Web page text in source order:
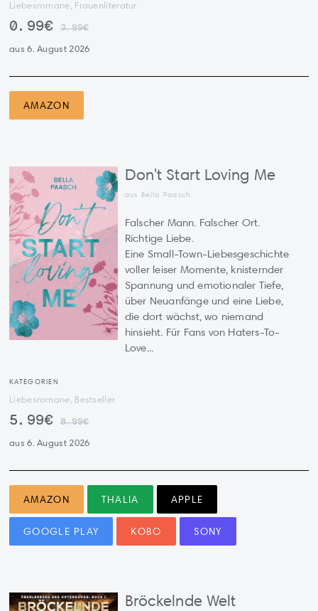
Liebesromane, Frauenliteratur
0.99€ 3.99€
aus 6. August 2026
AMAZON
Don't Start Loving Me
aus Bella Paasch
Falscher Mann. Falscher Ort.
Richtige Liebe.
Eine Small-Town-Liebesgeschichte
voller leiser Momente, knisternder
Spannung und emotionaler Tiefe,
über Neuanfänge und eine Liebe,
die dort wächst, wo niemand
hinsieht. Für Fans von Haters-To-
Love...
KATEGORIEN
Liebesromane, Bestseller
5.99€ 8.99€
aus 6. August 2026
AMAZON THALIA APPLE
GOOGLE PLAY KOBO SONY
Bröckelnde Welt